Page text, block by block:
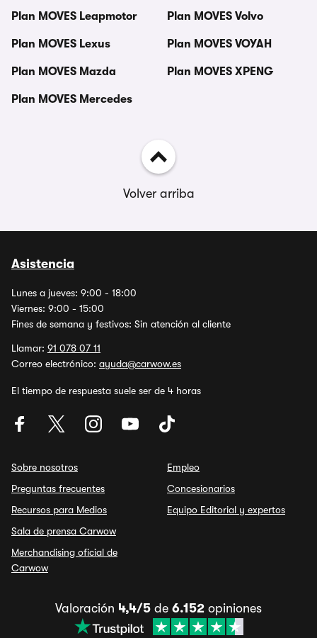
Plan MOVES Leapmotor
Plan MOVES Lexus
Plan MOVES Mazda
Plan MOVES Mercedes
Plan MOVES Volvo
Plan MOVES VOYAH
Plan MOVES XPENG
Volver arriba
Asistencia
Lunes a jueves: 9:00 - 18:00
Viernes: 9:00 - 15:00
Fines de semana y festivos: Sin atención al cliente
Llamar: 91 078 07 11
Correo electrónico: ayuda@carwow.es
El tiempo de respuesta suele ser de 4 horas
Sobre nosotros
Preguntas frecuentes
Recursos para Medios
Sala de prensa Carwow
Merchandising oficial de
Carwow
Empleo
Concesionarios
Equipo Editorial y expertos
Valoración 4,4/5 de 6.152 opiniones